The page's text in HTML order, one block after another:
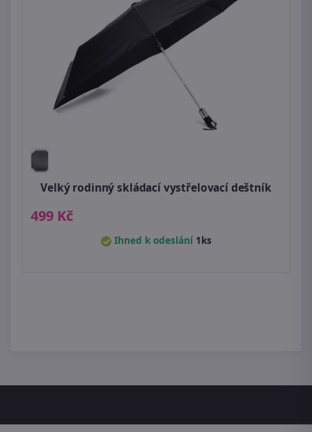
Velký rodinný skládací vystřelovací deštník
499 Kč
Ihned k odeslání 1ks